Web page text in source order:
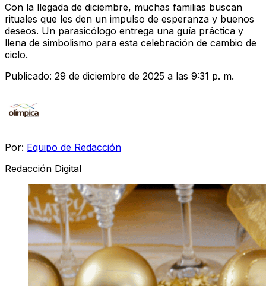
Con la llegada de diciembre, muchas familias buscan
rituales que les den un impulso de esperanza y buenos
deseos. Un parasicólogo entrega una guía práctica y
llena de simbolismo para esta celebración de cambio de
ciclo.
Publicado: 29 de diciembre de 2025 a las 9:31 p. m.
Por: Equipo de Redacción
Redacción Digital